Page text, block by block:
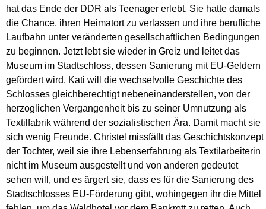
hat das Ende der DDR als Teenager erlebt. Sie hatte damals
die Chance, ihren Heimatort zu verlassen und ihre berufliche
Laufbahn unter veränderten gesellschaftlichen Bedingungen
zu beginnen. Jetzt lebt sie wieder in Greiz und leitet das
Museum im Stadtschloss, dessen Sanierung mit EU-Geldern
gefördert wird. Kati will die wechselvolle Geschichte des
Schlosses gleichberechtigt nebeneinanderstellen, von der
herzoglichen Vergangenheit bis zu seiner Umnutzung als
Textilfabrik während der sozialistischen Ära. Damit macht sie
sich wenig Freunde. Christel missfällt das Geschichtskonzept
der Tochter, weil sie ihre Lebenserfahrung als Textilarbeiterin
nicht im Museum ausgestellt und von anderen gedeutet
sehen will, und es ärgert sie, dass es für die Sanierung des
Stadtschlosses EU-Förderung gibt, wohingegen ihr die Mittel